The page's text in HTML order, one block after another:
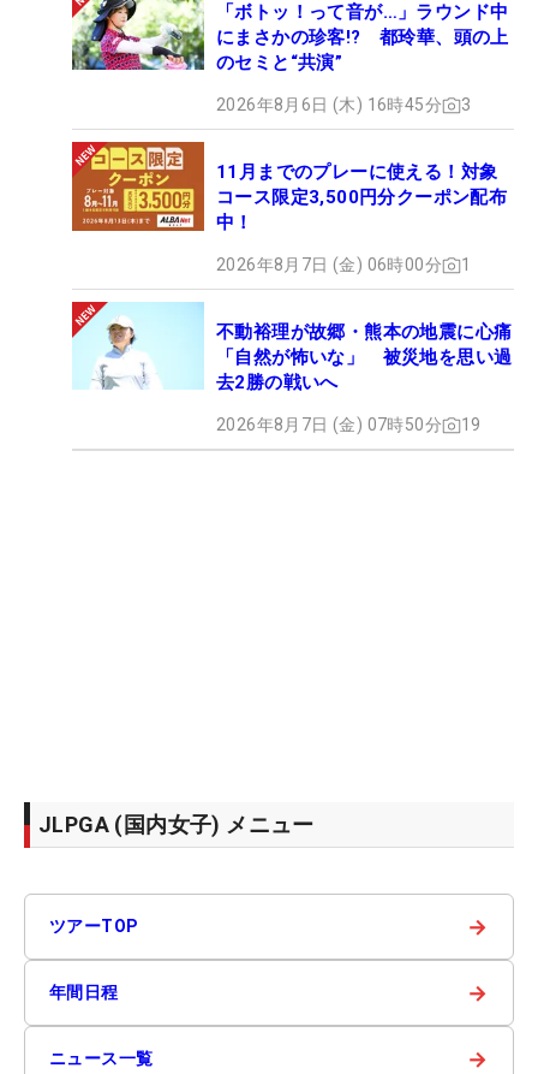
「ボトッ！って音が…」ラウンド中
にまさかの珍客!? 都玲華、頭の上
のセミと“共演”
2026年8月6日 (木) 16時45分 3
11月までのプレーに使える！対象
コース限定3,500円分クーポン配布
中！
2026年8月7日 (金) 06時00分 1
不動裕理が故郷・熊本の地震に心痛
「自然が怖いな」 被災地を思い過
去2勝の戦いへ
2026年8月7日 (金) 07時50分 19
JLPGA (国内女子) メニュー
ツアーTOP →
年間日程 →
ニュース一覧 →